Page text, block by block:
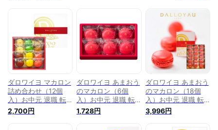
ダロワイヨ マカロン
詰め合わせ（12個
入）お中元 退職 転
職 異動 挨拶 お返し
マカロン スイーツ
2,700円
ダロワイヨ あまおう
のマカロン（6個
入）お中元 退職 転
職 異動 マカロン い
ちご 苺 フルーツ ス
1,728円
ダロワイヨ あまおう
のマカロン（18個
入）お中元 退職 転
職 異動 お返し マカ
ロン いちご 苺 スイ
3,996円